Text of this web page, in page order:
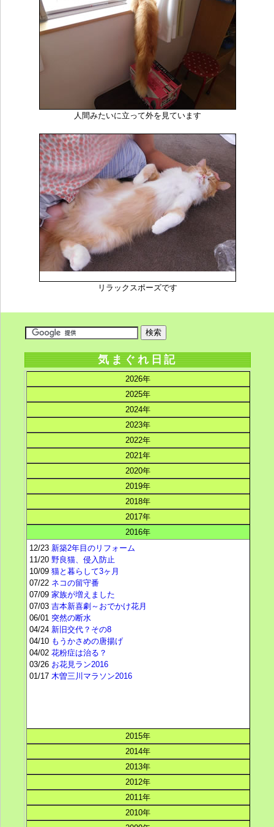
人間みたいに立って外を見ています
リラックスポーズです
気まぐれ日記